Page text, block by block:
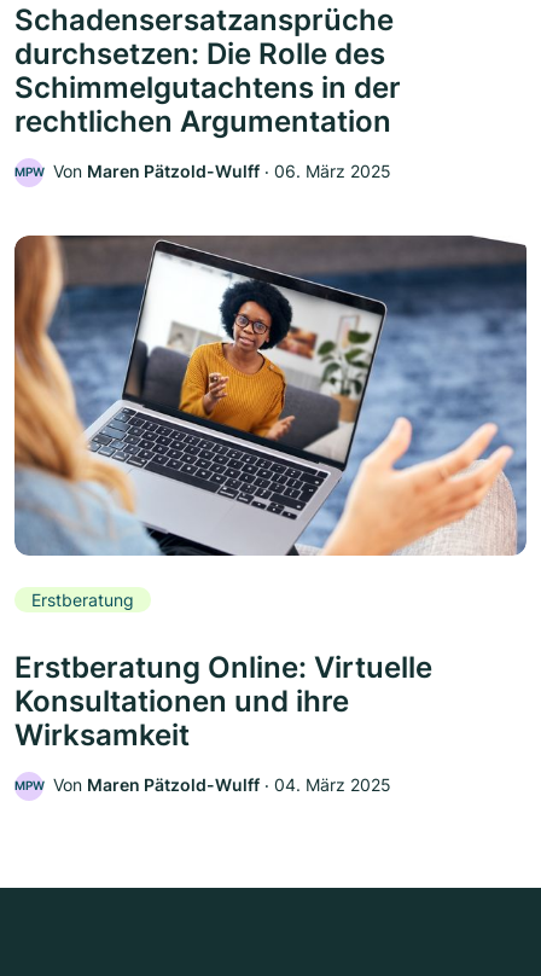
Schadensersatzansprüche
durchsetzen: Die Rolle des
Schimmelgutachtens in der
rechtlichen Argumentation
MPW Von Maren Pätzold-Wulff ‧ 06. März 2025
Erstberatung
Erstberatung Online: Virtuelle
Konsultationen und ihre
Wirksamkeit
MPW Von Maren Pätzold-Wulff ‧ 04. März 2025